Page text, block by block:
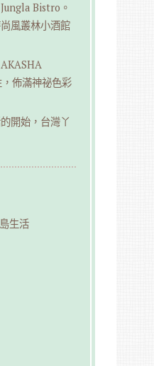
Bistro。
風叢林小酒館
AKASHA
佈滿神祕色彩
開始，台灣丫
生活